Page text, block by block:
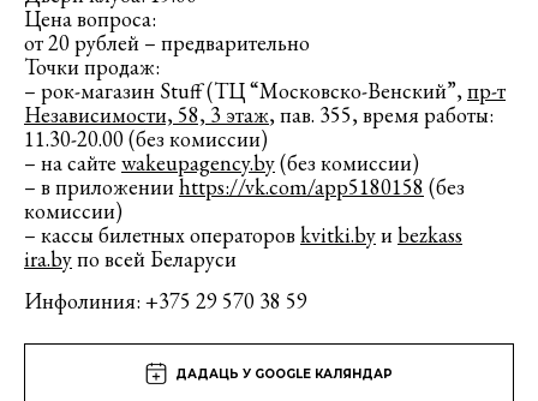
Цена вопроса:
от 20 рублей – предварительно
Точки продаж:
– рок-магазин Stuff (ТЦ “Московско-Венский”,пр-т
Независимости, 58, 3 этаж, пав. 355, время работы:
11.30-20.00 (без комиссии)
– на сайте wakeupagency.by(без комиссии)
– в приложенииhttps://vk.com/app5180158 (без
комиссии)
– кассы билетных операторовkvitki.byиbezkass
ira.byпо всей Беларуси
Инфолиния: +375 29 570 38 59
ДАДАЦЬ У GOOGLE КАЛЯНДАР